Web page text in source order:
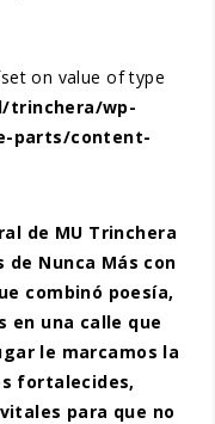
on value of type
trinchera/wp-
parts/content-
de MU Trinchera
de Nunca Más con
combinó poesía,
en una calle que
le marcamos la
fortalecides,
para que no